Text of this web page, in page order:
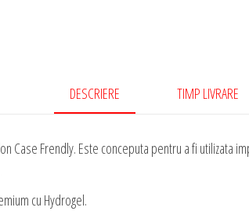
DESCRIERE TIMP LIVRARE
Case Frendly. Este conceputa pentru a fi utilizata
cu Hydrogel.